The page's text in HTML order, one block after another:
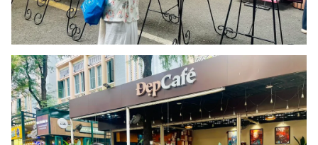
Tổng Biên tập:Vũ Thanh Thủy
Phó Tổng Biên tập:Nguyễn Thị Mỹ Hạnh, Phạm Quốc Thắng,
Nguyễn Trọng Ninh
Tổng đài VTV:024.38 355 931 - 024.38 355 932
Ðiện thoại Thời báo VTV:
024.66 897 897
Email:toasoan@vtv.vn
Liên hệ quảng cáo:024-7300.7108